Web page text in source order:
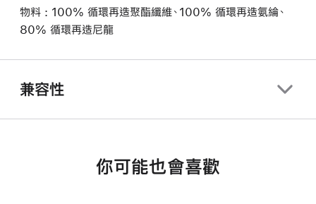
物料 : 100% 循環再造聚酯纖維、100% 循環再造氨綸、
80% 循環再造尼龍
兼容性
你可能也會喜歡